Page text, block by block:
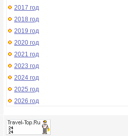
2017 год
2018 год
2019 год
2020 год
2021 год
2023 год
2024 год
2025 год
2026 год